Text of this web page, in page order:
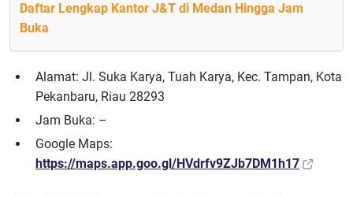
Daftar Lengkap Kantor J&T di Medan Hingga Jam
Buka
Alamat: Jl. Suka Karya, Tuah Karya, Kec. Tampan, Kota
Pekanbaru, Riau 28293
Jam Buka: –
Google Maps:
https://maps.app.goo.gl/HVdrfv9ZJb7DM1h17